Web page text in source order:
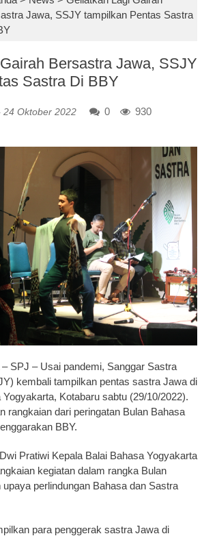
Jawa, SSJY tampilkan Pentas Sastra
Bersastra Jawa, SSJY
Sastra Di BBY
24 Oktober 2022 0 930
SPJ – Usai pandemi, Sanggar Sastra
kembali tampilkan pentas sastra Jawa di
Kotabaru sabtu (29/10/2022).
rangkaian dari peringatan Bulan Bahasa
BBY.
Pratiwi Kepala Balai Bahasa Yogyakarta
kegiatan dalam rangka Bulan
perlindungan Bahasa dan Sastra
para penggerak sastra Jawa di